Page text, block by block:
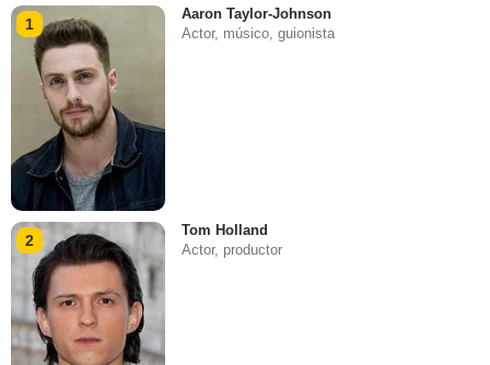
1
Aaron Taylor-Johnson
Actor, músico, guionista
2
Tom Holland
Actor, productor